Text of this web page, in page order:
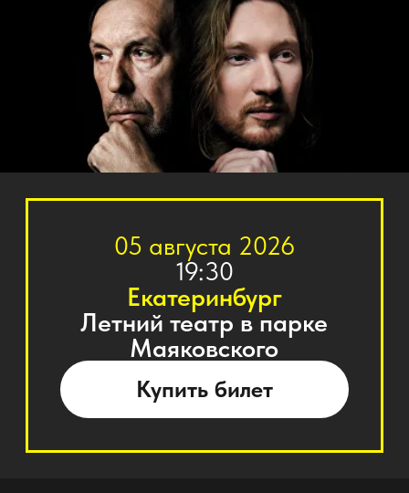
05 августа 2026
19:30
Екатеринбург
Летний театр в парке
Маяковского
Купить билет
О ПРОЕКТЕ
Уникальное событие для российской
музыкальной сцены – «Официальное трибьют
шоу Николая Носкова», созданное при участии
продюсера Виктора Дробыша, музыкантов
симфонического оркестра и артиста IVAN —
многолетнего музыкального партнёра Николая
Проект создан с личного благословения и при
участии самого Николая Носкова, который